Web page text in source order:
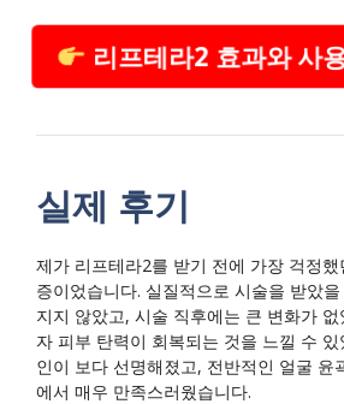
리프테라2 효과와 사
실제 후기
제가 리프테라2를 받기 전에 가장 걱정
증이었습니다. 실질적으로 시술을 받았
지지 않았고, 시술 직후에는 큰 변화가
자 피부 탄력이 회복되는 것을 느낄 수
인이 보다 선명해졌고, 전반적인 얼굴 윤
에서 매우 만족스러웠습니다.